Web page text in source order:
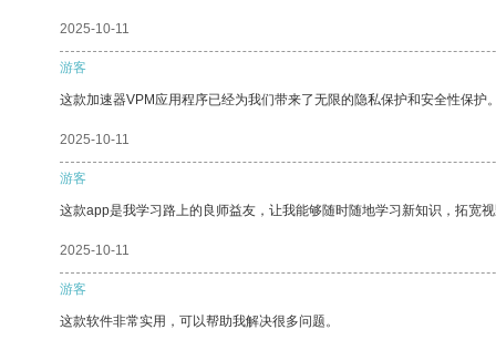
2025-10-11
游客
这款加速器VPM应用程序已经为我们带来了无限的隐私保护和安全性保护
2025-10-11
游客
这款app是我学习路上的良师益友，让我能够随时随地学习新知识，拓宽
2025-10-11
游客
这款软件非常实用，可以帮助我解决很多问题。